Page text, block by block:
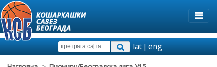
lat|eng